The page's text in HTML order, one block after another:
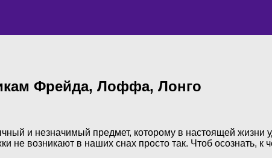
Фрейда, Лоффа, Лонго
и незначимый предмет, которому в настоящей жизни
возникают в наших снах просто так. Чтоб осознать, к